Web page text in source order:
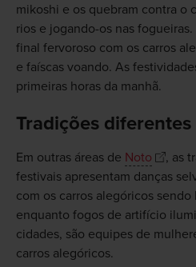
mikoshi e os quebram contra o
rios e jogando-os nas
final fervoroso com os carros
e faíscas voando. As
primeiras horas da manhã.
Tradições diferentes
Em outras áreas de Noto
, as
festivais apresentam danças
com os carros alegóricos sendo
enquanto fogos de artifício
cidades, são equipes de
carros alegóricos.